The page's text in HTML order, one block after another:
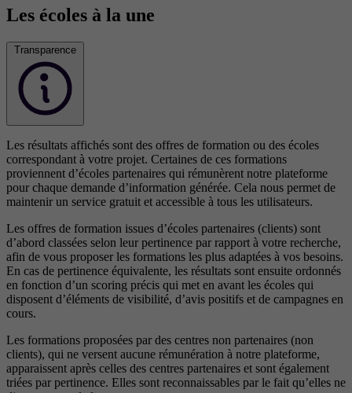
Les écoles à la une
Transparence
Les résultats affichés sont des offres de formation ou des écoles
correspondant à votre projet. Certaines de ces formations
proviennent d’écoles partenaires qui rémunèrent notre plateforme
pour chaque demande d’information générée. Cela nous permet de
maintenir un service gratuit et accessible à tous les utilisateurs.
Les offres de formation issues d’écoles partenaires (clients) sont
d’abord classées selon leur pertinence par rapport à votre recherche,
afin de vous proposer les formations les plus adaptées à vos besoins.
En cas de pertinence équivalente, les résultats sont ensuite ordonnés
en fonction d’un scoring précis qui met en avant les écoles qui
disposent d’éléments de visibilité, d’avis positifs et de campagnes en
cours.
Les formations proposées par des centres non partenaires (non
clients), qui ne versent aucune rémunération à notre plateforme,
apparaissent après celles des centres partenaires et sont également
triées par pertinence. Elles sont reconnaissables par le fait qu’elles ne